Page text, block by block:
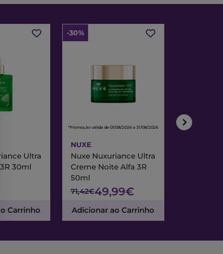
Ultra
30ml
Carrinho
-30%
*Promoção válida de 01/08/2026 a 31/08/2026
NUXE
Nuxe Nuxuriance Ultra
Creme Noite Alfa 3R
50ml
71,42€49,99€
Adicionar ao Carrinho
*Promoção válida